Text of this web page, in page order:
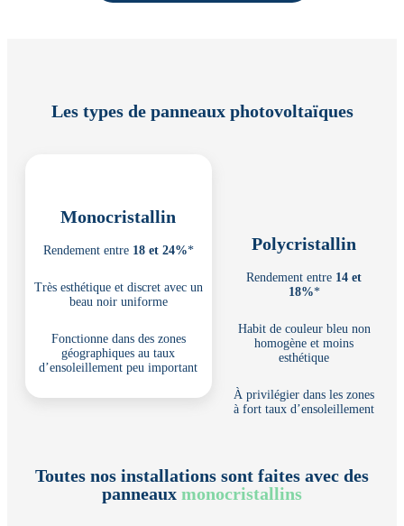
Les types de panneaux photovoltaïques
Monocristallin
Rendement entre 18 et 24%*
Très esthétique et discret avec un
beau noir uniforme
Fonctionne dans des zones
géographiques au taux
d’ensoleillement peu important
Polycristallin
Rendement entre 14 et
18%*
Habit de couleur bleu non
homogène et moins
esthétique
À privilégier dans les zones
à fort taux d’ensoleillement
Toutes nos installations sont faites avec des
panneaux monocristallins